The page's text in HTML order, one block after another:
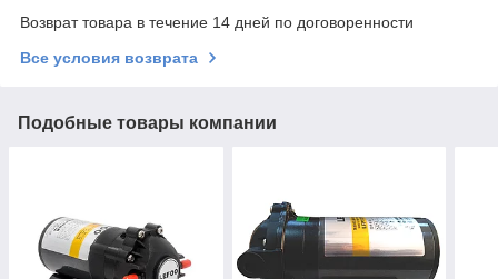
Возврат товара в течение 14 дней по договоренности
Все условия возврата
Подобные товары компании